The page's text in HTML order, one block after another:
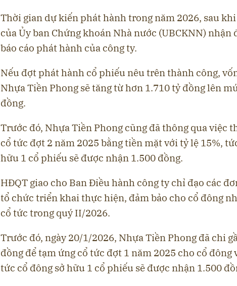
Thời gian dự kiến phát hành trong năm 2026, sau
của Ủy ban Chứng khoán Nhà nước (UBCKNN) nhận
báo cáo phát hành của công ty.
Nếu đợt phát hành cổ phiếu nêu trên thành công,
Nhựa Tiền Phong sẽ tăng từ hơn 1.710 tỷ đồng lên
đồng.
Trước đó, Nhựa Tiền Phong cũng đã thông qua việc
cổ tức đợt 2 năm 2025 bằng tiền mặt với tỷ lệ 15%,
hữu 1 cổ phiếu sẽ được nhận 1.500 đồng.
HĐQT giao cho Ban Điều hành công ty chỉ đạo các
tổ chức triển khai thực hiện, đảm bảo cho cổ đông
cổ tức trong quý II/2026.
Trước đó, ngày 20/1/2026, Nhựa Tiền Phong đã chi
đồng để tạm ứng cổ tức đợt 1 năm 2025 cho cổ đông
tức cổ đông sở hữu 1 cổ phiếu sẽ được nhận 1.500